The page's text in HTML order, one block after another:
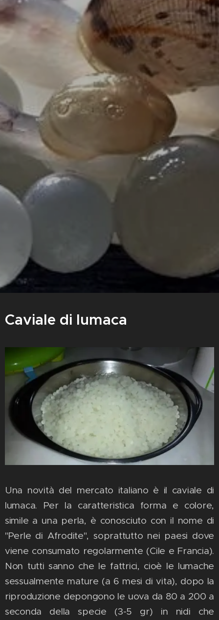
Caviale di lumaca
Una novità del mercato italiano è il caviale di
lumaca. Per la caratteristica forma e colore,
simile a una perla, è conosciuto con il nome di
"Perle di Afrodite", soprattutto nei paesi dove
viene consumato regolarmente (Cile e Francia).
Non tutti sanno che le fattrici, cioè le lumache
sessualmente mature (a 6 mesi di vita), dopo la
riproduzione depongono le uova da 80 a 200 a
seconda della specie (3-5 gr) in nidi che